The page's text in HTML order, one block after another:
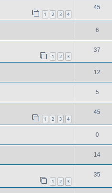
1 2 3 4
45
6
1 2 3
37
12
5
1 2 3 4
45
0
14
1 2 3
35